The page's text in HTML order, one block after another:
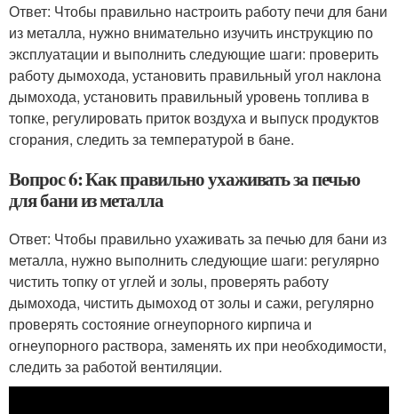
Ответ: Чтобы правильно настроить работу печи для бани
из металла, нужно внимательно изучить инструкцию по
эксплуатации и выполнить следующие шаги: проверить
работу дымохода, установить правильный угол наклона
дымохода, установить правильный уровень топлива в
топке, регулировать приток воздуха и выпуск продуктов
сгорания, следить за температурой в бане.
Вопрос 6: Как правильно ухаживать за печью
для бани из металла
Ответ: Чтобы правильно ухаживать за печью для бани из
металла, нужно выполнить следующие шаги: регулярно
чистить топку от углей и золы, проверять работу
дымохода, чистить дымоход от золы и сажи, регулярно
проверять состояние огнеупорного кирпича и
огнеупорного раствора, заменять их при необходимости,
следить за работой вентиляции.